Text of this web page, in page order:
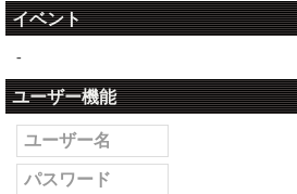
イベント
-
ユーザー機能